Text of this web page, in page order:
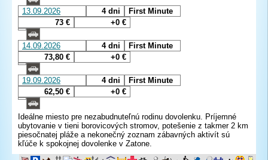
13.09.2026 4 dni
First Minute
73 €
+0 €
14.09.2026 4 dni
First Minute
73,80 €
+0 €
19.09.2026 4 dni
First Minute
62,50 €
+0 €
Ideálne miesto pre nezabudnuteľnú rodinu dovolenku. Príjemné
ubytovanie v tieni borovicových stromov, potešenie z takmer 2 km
piesočnatej pláže a nekonečný zoznam zábavných aktivít sú
kľúče k spokojnej dovolenke v Zatone.